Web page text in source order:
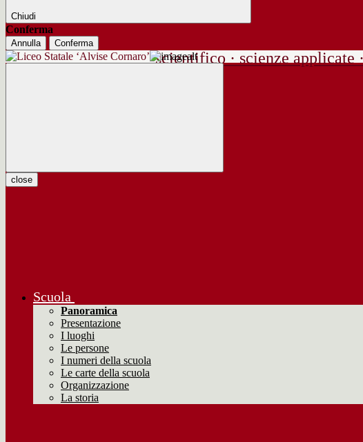
Chiudi
Conferma
Annulla Conferma
scientifico · scienze
close
Scuola
Panoramica
Presentazione
I luoghi
Le persone
I numeri della scuola
Le carte della scuola
Organizzazione
La storia